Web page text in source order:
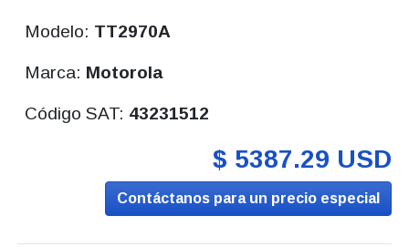
Modelo: TT2970A
Marca: Motorola
Código SAT: 43231512
$ 5387.29 USD
Contáctanos para un precio especial